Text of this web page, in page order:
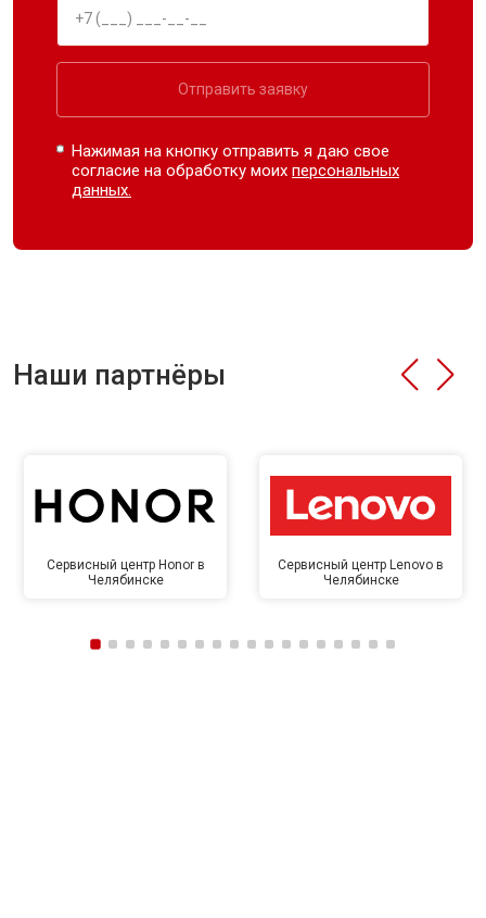
Отправить заявку
Нажимая на кнопку отправить я даю свое
согласие на обработку моихперсональных
данных.
Наши партнёры
Сервисный центр Honor в
Челябинске
Сервисный центр Lenovo в
Челябинске